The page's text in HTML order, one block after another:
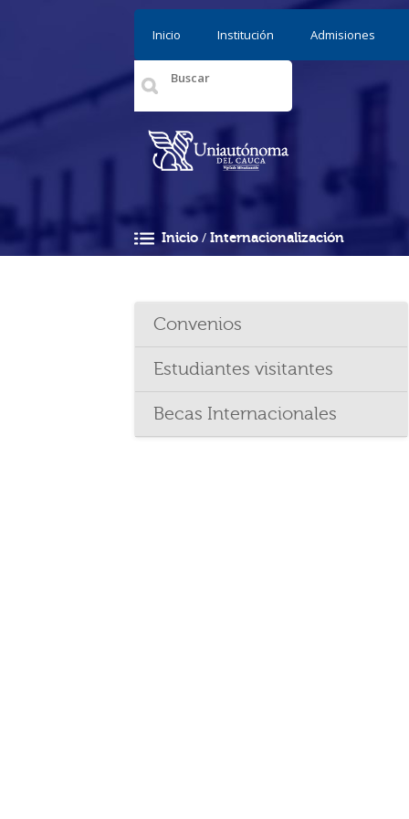
Pasar al contenido principal
Inicio Institución Admisiones
Usted está aquí
Inicio / Internacionalización
Convenios
Estudiantes visitantes
Becas Internacionales